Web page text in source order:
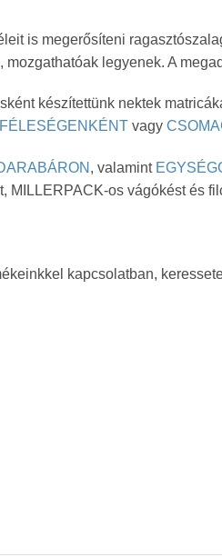
is megerősíteni
legyenek. A
készítettünk nektek
FÉLESÉGENKÉNT vagy
, valamint
MILLERPACK-os vágókést és
kapcsolatban,